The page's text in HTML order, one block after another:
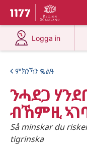
To start page for
Du har valt
Logga in
at 1177.se
ምክንኻን ቈልዓ
ንሓደጋ
ብኸምዚ
Så minskar du
tigrinska